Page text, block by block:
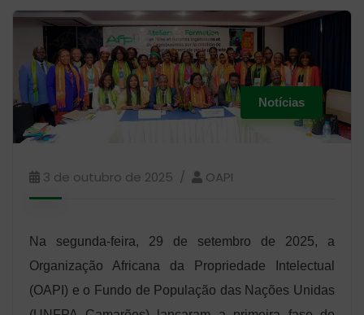
Notícias
3 de outubro de 2025 OAPI
Na segunda-feira, 29 de setembro de 2025, a
Organização Africana da Propriedade Intelectual
(OAPI) e o Fundo de População das Nações Unidas